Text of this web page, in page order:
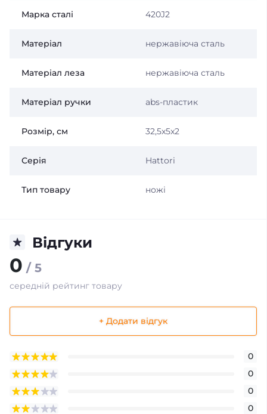
Марка сталі 420J2
Матеріал нержавіюча сталь
Матеріал леза нержавіюча сталь
Матеріал ручки abs-пластик
Розмір, см 32,5x5x2
Серія Hattori
Тип товару ножі
Відгуки
0 / 5
середній рейтинг товару
+ Додати відгук
0
0
0
0